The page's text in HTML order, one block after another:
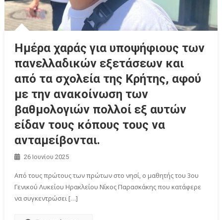
Ημέρα χαράς για υποψήφιους των
πανελλαδικών εξετάσεων και
από τα σχολεία της Κρήτης, αφού
με την ανακοίνωση των
βαθμολογιών πολλοί εξ αυτών
είδαν τους κόπους τους να
ανταμείβονται.
26 Ιουνίου 2025
Από τους πρώτους των πρώτων στο νησί, ο μαθητής του 3ου
Γενικού Λυκείου Ηρακλείου Νίκος Παρασκάκης που κατάφερε
να συγκεντρώσει […]